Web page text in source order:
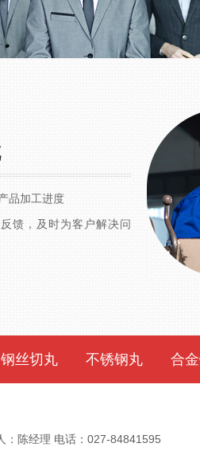
品加工进度
馈，及时为客户解决问
钢丝切丸 不锈钢丸 合
：陈经理 电话：027-84841595